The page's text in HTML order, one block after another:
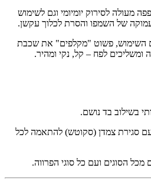
מעולה לסירוק יומיומי וגם לשימוש
של השמפו והסרת לכלוך עקשן.
השימוש, פשוט "מקלפים" את שכבת
לפח – קל, נקי ומהיר.
בשילוב בד נושם.
עם סגירת צמדן (סקוטש) להתאמה לכל
מכל הסוגים ועם כל סוגי הפרווה.